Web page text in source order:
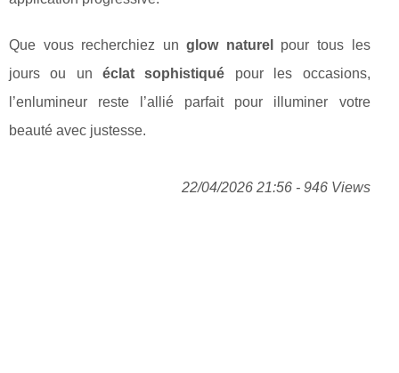
Que vous recherchiez unglow naturel
pour tous les
jours ou unéclat sophistiqué pour les occasions,
l’enlumineur reste l’allié parfait pour illuminer votre
beauté avec justesse.
22/04/2026 21:56 - 946 Views